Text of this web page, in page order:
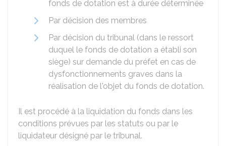
fonds de dotation est à durée déterminée
Par décision des membres
Par décision du tribunal (dans le ressort
duquel le fonds de dotation a établi son
siège) sur demande du préfet en cas de
dysfonctionnements graves dans la
réalisation de l'objet du fonds de dotation.
Il est procédé à la liquidation du fonds dans les
conditions prévues par les statuts ou par le
liquidateur désigné par le tribunal.